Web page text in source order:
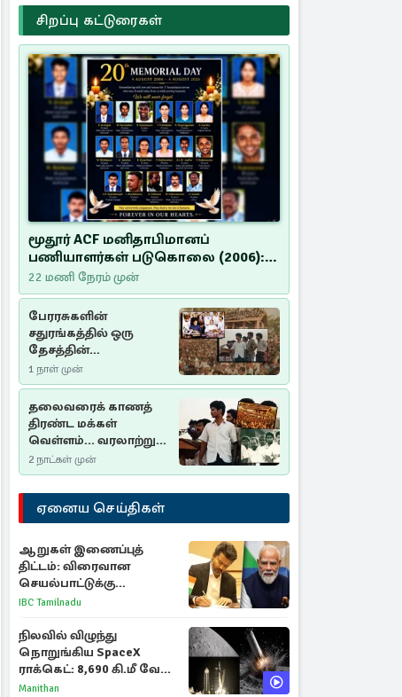
சிறப்பு கட்டுரைகள்
மூதூர் ACF மனிதாபிமானப்
பணியாளர்கள் படுகொலை (2006):
20 ஆண்டுகளாகியும் நீதி
மறுக்கப்பட்ட மனிதாபிமானப்
பேரவலம்
22 மணி நேரம் முன்
பேரரசுகளின்
சதுரங்கத்தில் ஒரு
தேசத்தின்
தீர்க்கதரிசனம் :
சுதுமலை பிரகடனம்
ஒரு வரலாற்றுப் பாடம்
1 நாள் முன்
தலைவரைக் காணத்
திரண்ட மக்கள்
வெள்ளம்... வரலாற்றுச்
சிறப்புமிக்க சுதுமலைப்
பிரகடனம்…
2 நாட்கள் முன்
ஏனைய செய்திகள்
ஆறுகள் இணைப்புத்
திட்டம்: விரைவான
செயல்பாட்டுக்கு
பிரதமருக்கு முதலமைச்சர்
IBC Tamilnadu
நிலவில் விழுந்து
நொறுங்கிய SpaceX
ராக்கெட்: 8,690 கி.மீ வேக
மோதலால் உருவான புதிய
Manithan